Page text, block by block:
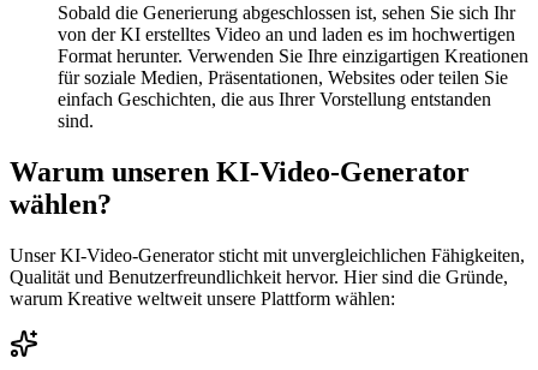
Sobald die Generierung abgeschlossen ist, sehen Sie sich Ihr
von der KI erstelltes Video an und laden es im hochwertigen
Format herunter. Verwenden Sie Ihre einzigartigen Kreationen
für soziale Medien, Präsentationen, Websites oder teilen Sie
einfach Geschichten, die aus Ihrer Vorstellung entstanden
sind.
Warum unseren KI-Video-Generator
wählen?
Unser KI-Video-Generator sticht mit unvergleichlichen Fähigkeiten,
Qualität und Benutzerfreundlichkeit hervor. Hier sind die Gründe,
warum Kreative weltweit unsere Plattform wählen: